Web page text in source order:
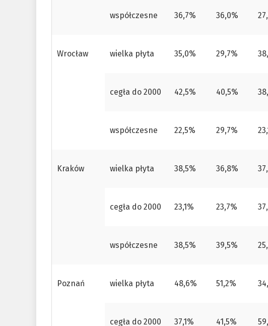
współczesne 36,7% 36,0%
Wrocław wielka płyta 35,0% 29,7%
cegła do 2000 42,5% 40,5%
współczesne 22,5% 29,7%
Kraków wielka płyta 38,5% 36,8%
cegła do 2000 23,1% 23,7%
współczesne 38,5% 39,5%
Poznań wielka płyta 48,6% 51,2%
cegła do 2000 37,1% 41,5%